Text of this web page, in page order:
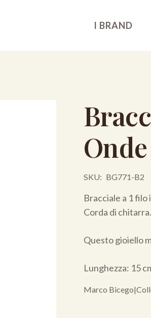
I BRAND
Onde
SKU: BG771-B2
Bracciale a 1 filo
Corda di chitarra.
Questo gioiello
Lunghezza: 15
Marco Bicego|